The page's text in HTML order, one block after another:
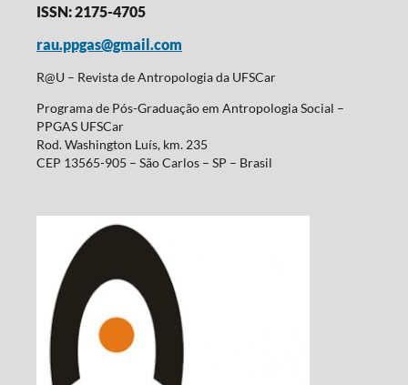
ISSN: 2175-4705
rau.ppgas@gmail.com
R@U – Revista de Antropologia da UFSCar
Programa de Pós-Graduação em Antropologia Social –
PPGAS UFSCar
Rod. Washington Luís, km. 235
CEP 13565-905 – São Carlos – SP – Brasil